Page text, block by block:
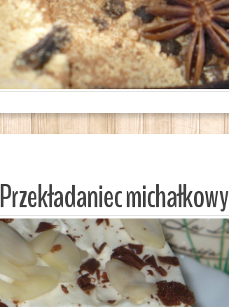
Przekładaniec michałkowy